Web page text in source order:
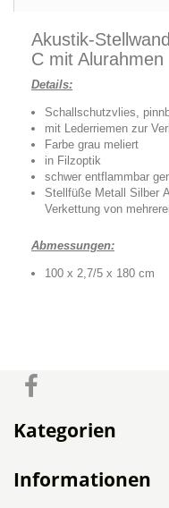
Akustik-
C mit Alurahmen
Details:
Schallschutzvlies,
mit Lederriemen zur
Farbe grau meliert
in Filzoptik
schwer entflammbar
Stellfüße Metall Silber
Verkettung von
Abmessungen:
100 x 2,7/5 x 180 cm
Kategorien
Informationen